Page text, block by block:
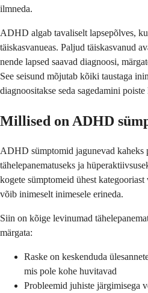
ilmneda.
ADHD algab tavaliselt lapsepõlves,
täiskasvanueas. Paljud täiskasvanud
nende lapsed saavad diagnoosi,
See seisund mõjutab kõiki taustaga
diagnoositakse seda sagedamini
Millised on ADHD
ADHD sümptomid jagunevad kaheks
tähelepanematuseks ja
kogete sümptomeid ühest
võib inimeselt inimesele erineda.
Siin on kõige levinumad
märgata:
Raske on keskenduda
mis pole kohe huvitavad
Probleemid juhiste järgimisega